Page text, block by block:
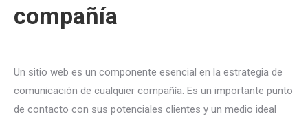
compañía
Un sitio web es un componente esencial en la estrategia de
comunicación de cualquier compañía. Es un importante punto
de contacto con sus potenciales clientes y un medio ideal